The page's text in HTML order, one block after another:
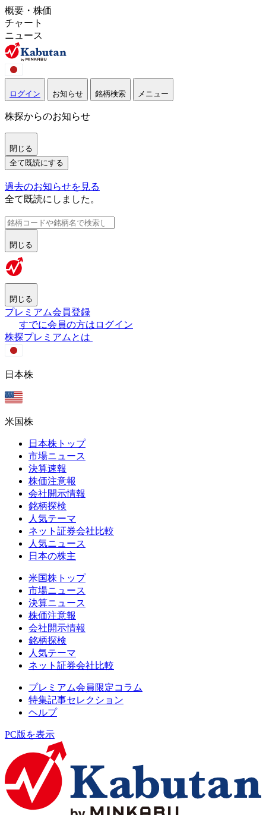
概要・株価
チャート
ニュース
ログイン お知らせ 銘柄検索 メニュー
株探からのお知らせ
閉じる
全て既読にする
過去のお知らせを見る
全て既読にしました。
閉じる
閉じる
プレミアム会員登録
すでに会員の方はログイン
株探プレミアムとは
日本株
米国株
日本株トップ
市場ニュース
決算速報
株価注意報
会社開示情報
銘柄探検
人気テーマ
ネット証券会社比較
人気ニュース
日本の株主
米国株トップ
市場ニュース
決算ニュース
株価注意報
会社開示情報
銘柄探検
人気テーマ
ネット証券会社比較
プレミアム会員限定コラム
特集記事セレクション
ヘルプ
PC版を表示